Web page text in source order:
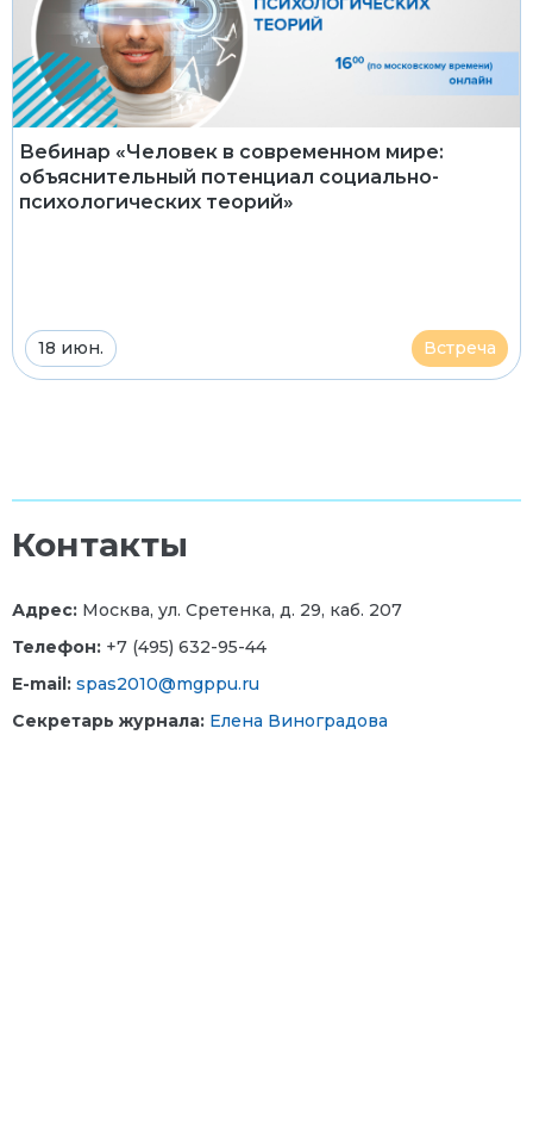
Вебинар «Человек в современном мире:
объяснительный потенциал социально-
психологических теорий»
18 июн. Встреча
Контакты
Адрес: Москва, ул. Сретенка, д. 29, каб. 207
Телефон: +7 (495) 632-95-44
E-mail: spas2010@mgppu.ru
Секретарь журнала: Елена Виноградова